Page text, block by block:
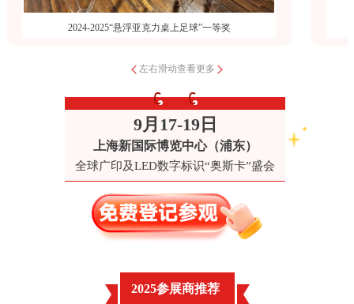
2024-2025“悬浮亚克力桌上足球”一等奖
左右滑动查看更多
9月17-19日
上海新国际博览中心（浦东）
全球广印及LED数字标识“奥斯卡”盛会
2025参展商推荐